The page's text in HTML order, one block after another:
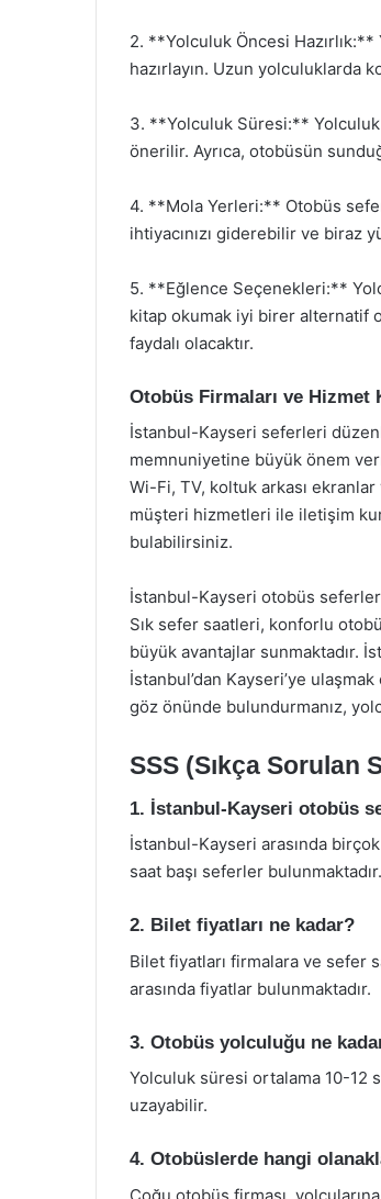
2. **Yolculuk Öncesi Hazırlık:**
hazırlayın. Uzun yolculuklarda
3. **Yolculuk Süresi:**
önerilir. Ayrıca, otobüsün
4. **Mola Yerleri:** Otobüs
ihtiyacınızı giderebilir ve biraz
5. **Eğlence Seçenekleri:**
kitap okumak iyi birer alternatif
faydalı olacaktır.
Otobüs Firmaları ve Hizmet
İstanbul-Kayseri seferleri
memnuniyetine büyük önem
Wi-Fi, TV, koltuk arkası
müşteri hizmetleri ile iletişim
bulabilirsiniz.
İstanbul-Kayseri otobüs
Sık sefer saatleri, konforlu
büyük avantajlar sunmaktadır.
İstanbul’dan Kayseri’ye
göz önünde bulundurmanız,
SSS (Sıkça Sorulan
1. İstanbul-Kayseri otobüs
İstanbul-Kayseri arasında
saat başı seferler bulunmaktadır.
2. Bilet fiyatları ne kadar?
Bilet fiyatları firmalara ve sefer
arasında fiyatlar bulunmaktadır.
3. Otobüs yolculuğu ne
Yolculuk süresi ortalama 10-12
uzayabilir.
4. Otobüslerde hangi
Çoğu otobüs firması,